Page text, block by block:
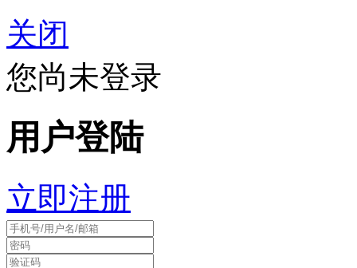
关闭
您尚未登录
用户登陆
立即注册